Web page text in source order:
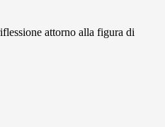
attorno alla figura di